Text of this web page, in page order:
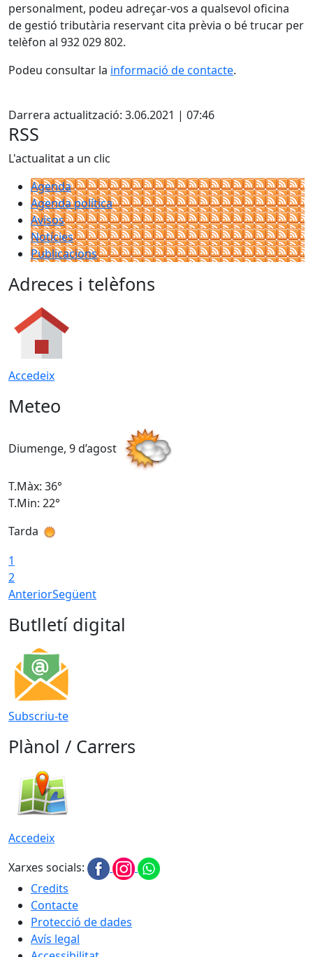
personalment, podeu adreçar-vos a qualsevol oficina
de gestió tributària reservant cita prèvia o bé trucar per
telèfon al 932 029 802.
Podeu consultar la informació de contacte.
Darrera actualització: 3.06.2021 | 07:46
RSS
L'actualitat a un clic
Agenda
Agenda política
Avisos
Notícies
Publicacions
Adreces i telèfons
Accedeix
Meteo
Diumenge, 9 d’agost
T.Màx: 36°
T.Min: 22°
Tarda
1
2
AnteriorSegüent
Butlletí digital
Subscriu-te
Plànol / Carrers
Accedeix
Xarxes socials:
Credits
Contacte
Protecció de dades
Avís legal